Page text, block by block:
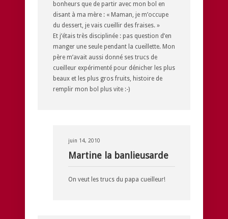
bonheurs que de partir avec mon bol en
disant à ma mère : « Maman, je m’occupe
du dessert, je vais cueillir des fraises. »
Et j’étais très disciplinée : pas question d’en
manger une seule pendant la cueillette. Mon
père m’avait aussi donné ses trucs de
cueilleur expérimenté pour dénicher les plus
beaux et les plus gros fruits, histoire de
remplir mon bol plus vite :-)
juin 14, 2010
Martine la banlieusarde
On veut les trucs du papa cueilleur!